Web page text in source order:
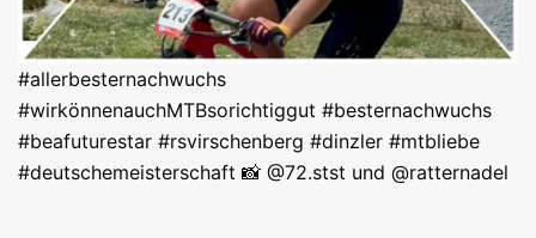
#allerbesternachwuchs
#wirkönnenauchMTBsorichtiggut #besternachwuchs
#beafuturestar #rsvirschenberg #dinzler #mtbliebe
#deutschemeisterschaft 📸 @72.stst und @ratternadel